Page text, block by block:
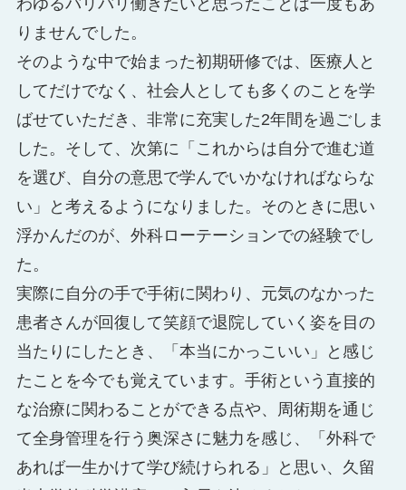
りませんでした。
そのような中で始まった初期研修では、医療人と
してだけでなく、社会人としても多くのことを学
ばせていただき、非常に充実した2年間を過ごしま
した。そして、次第に「これからは自分で進む道
を選び、自分の意思で学んでいかなければならな
い」と考えるようになりました。そのときに思い
浮かんだのが、外科ローテーションでの経験でし
た。
実際に自分の手で手術に関わり、元気のなかった
患者さんが回復して笑顔で退院していく姿を目の
当たりにしたとき、「本当にかっこいい」と感じ
たことを今でも覚えています。手術という直接的
な治療に関わることができる点や、周術期を通じ
て全身管理を行う奥深さに魅力を感じ、「外科で
あれば一生かけて学び続けられる」と思い、久留